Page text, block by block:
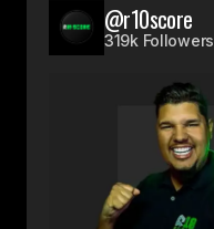
@r10score
319k Followers